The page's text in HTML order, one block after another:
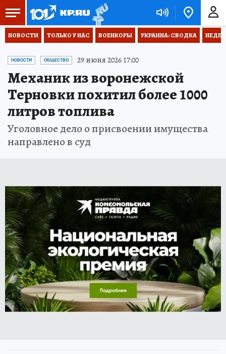
НОВОСТИ ТОЛЬКО У НАС ВОЕНКОРЫ УКРАИНА: СВОДКА
НОВОСТИ ОБЩЕСТВО 29 июня 2026 17:00
Механик из воронежской
Терновки похитил более 1000
литров топлива
Уголовное дело о присвоении имущества
направлено в суд